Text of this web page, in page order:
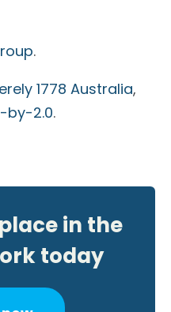
.
1778 Australia,
by-2.0.
in the
today